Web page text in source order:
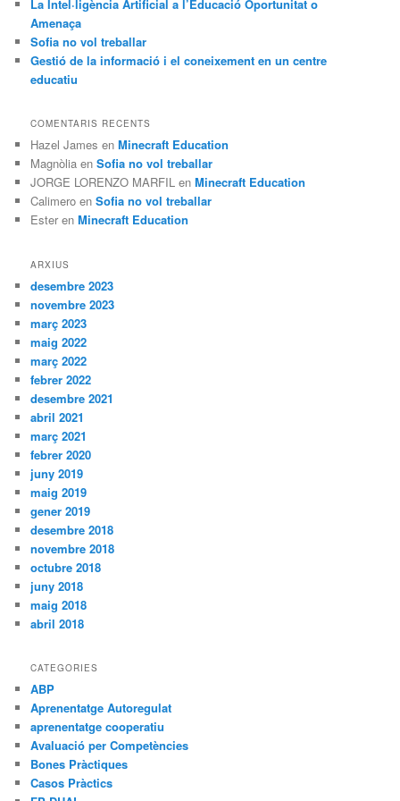
La Intel·ligència Artificial a l’Educació Oportunitat o
Amenaça
Sofia no vol treballar
Gestió de la informació i el coneixement en un centre
educatiu
COMENTARIS RECENTS
Hazel James enMinecraft Education
Magnòlia enSofia no vol treballar
JORGE LORENZO MARFIL enMinecraft Education
Calimero enSofia no vol treballar
Ester enMinecraft Education
ARXIUS
desembre 2023
novembre 2023
març 2023
maig 2022
març 2022
febrer 2022
desembre 2021
abril 2021
març 2021
febrer 2020
juny 2019
maig 2019
gener 2019
desembre 2018
novembre 2018
octubre 2018
juny 2018
maig 2018
abril 2018
CATEGORIES
ABP
Aprenentatge Autoregulat
aprenentatge cooperatiu
Avaluació per Competències
Bones Pràctiques
Casos Pràctics